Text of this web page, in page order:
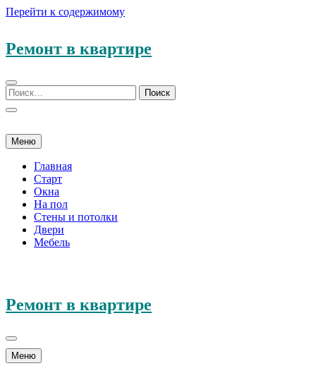
Перейти к содержимому
Ремонт в квартире
Меню
Главная
Старт
Окна
На пол
Стены и потолки
Двери
Мебель
Ремонт в квартире
Меню